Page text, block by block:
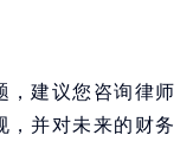
，建议您咨询律师
，并对未来的财务